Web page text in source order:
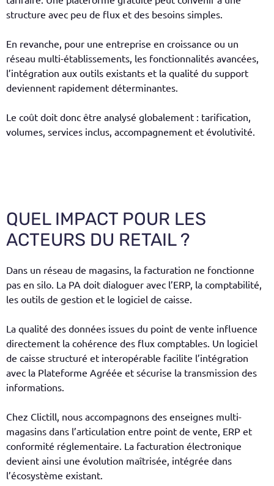
structure avec peu de flux et des besoins simples.
En revanche, pour une entreprise en croissance ou un
réseau multi-établissements, les fonctionnalités avancées,
l’intégration aux outils existants et la qualité du support
deviennent rapidement déterminantes.
Le coût doit donc être analysé globalement : tarification,
volumes, services inclus, accompagnement et évolutivité.
QUEL IMPACT POUR LES
ACTEURS DU RETAIL ?
Dans un réseau de magasins, la facturation ne fonctionne
pas en silo. La PA doit dialoguer avec l’ERP, la comptabilité,
les outils de gestion et le logiciel de caisse.
La qualité des données issues du point de vente influence
directement la cohérence des flux comptables. Un logiciel
de caisse structuré et interopérable facilite l’intégration
avec la Plateforme Agréée et sécurise la transmission des
informations.
Chez Clictill, nous accompagnons des enseignes multi-
magasins dans l’articulation entre point de vente, ERP et
conformité réglementaire. La facturation électronique
devient ainsi une évolution maîtrisée, intégrée dans
l’écosystème existant.